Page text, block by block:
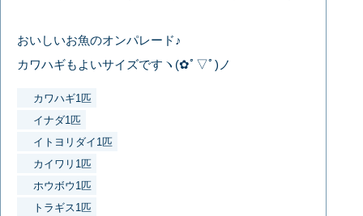
おいしいお魚のオンパレード♪
カワハギもよいサイズですヽ(✿ﾟ▽ﾟ)ノ
カワハギ1匹
イナダ1匹
イトヨリダイ1匹
カイワリ1匹
ホウボウ1匹
トラギス1匹